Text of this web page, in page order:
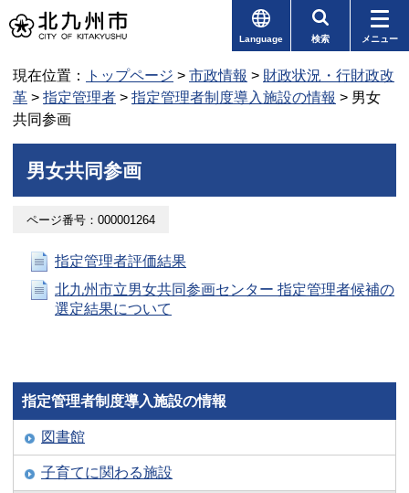
Language 検索 メニュー
現在位置： トップページ > 市政情報 > 財政状況・行財政改
革 > 指定管理者 > 指定管理者制度導入施設の情報 > 男女
共同参画
男女共同参画
ページ番号：000001264
指定管理者評価結果
北九州市立男女共同参画センター 指定管理者候補の
選定結果について
指定管理者制度導入施設の情報
図書館
子育てに関わる施設